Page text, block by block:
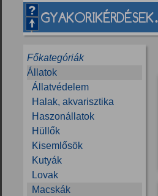
Főkategóriák
Állatok
Állatvédelem
Halak, akvarisztika
Haszonállatok
Hüllők
Kisemlősök
Kutyák
Lovak
Macskák